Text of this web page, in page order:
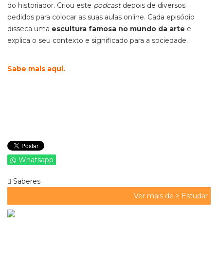
do historiador. Criou este podcastdepois de diversos
pedidos para colocar as suas aulas online. Cada episódio
disseca uma escultura famosa no mundo da arte e
explica o seu contexto e significado para a sociedade.
Sabe mais aqui.
Whatsapp
Saberes
Ver mais de > Estudar